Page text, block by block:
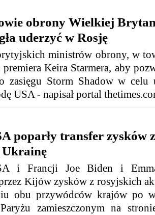
obrony Wielkiej
uderzyć w Rosję
ministrów obrony, w
premiera Keira Starmera, aby
zasięgu Storm Shadow w celu
USA - napisał portal
poparły transfer zysków
i Francji Joe Biden i
Kijów zysków z rosyjskich
obu przywódców krajów po
zamieszczonym na